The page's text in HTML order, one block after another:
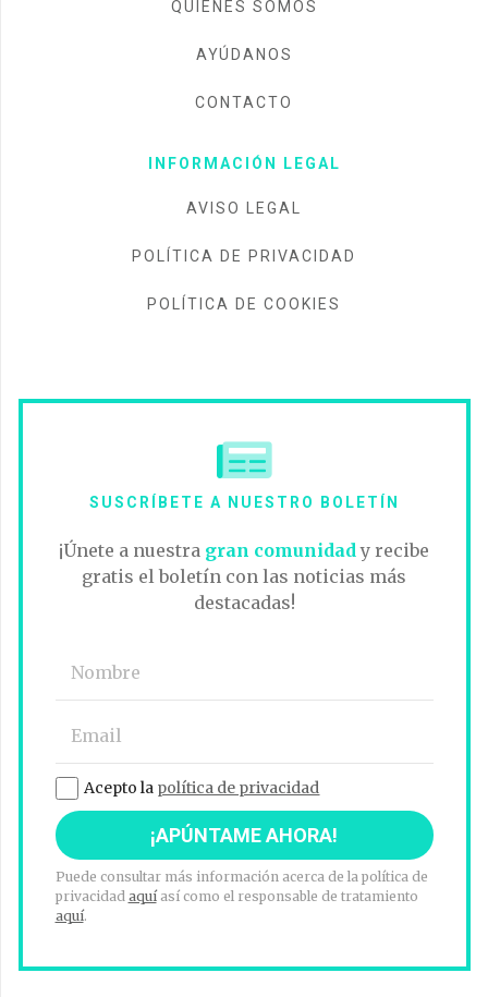
QUIÉNES SOMOS
AYÚDANOS
CONTACTO
INFORMACIÓN LEGAL
AVISO LEGAL
POLÍTICA DE PRIVACIDAD
POLÍTICA DE COOKIES
SUSCRÍBETE A NUESTRO BOLETÍN
¡Únete a nuestra gran comunidad y recibe
gratis el boletín con las noticias más
destacadas!
Acepto la política de privacidad
Puede consultar más información acerca de la política de
privacidad aquíasí como el responsable de tratamiento
aquí.